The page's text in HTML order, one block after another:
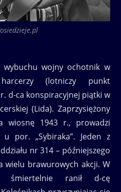
wybuchu wojny ochotnik w
(lotniczy punkt
d-ca konspiracyjnej piątki w
(Lida). Zaprzysiężony
wiosnę 1943 r., prowadzi
u por. „Sybiraka”. Jeden z
nr 314 – późniejszego
wielu brawurowych akcji. W
śmiertelnie ranił d-cę